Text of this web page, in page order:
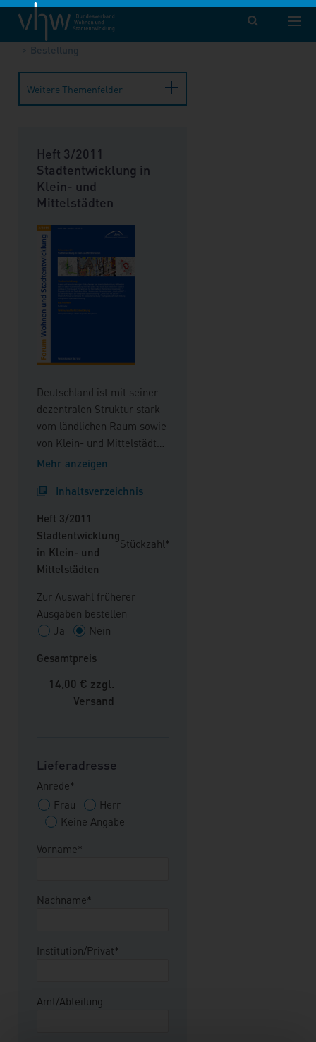
vhw – Bundesverband für Wohnen und Stadtentwicklung e. V.
Publikationen
Forum Wohnen und Stadtentwicklung
Bestellung
Weitere Themenfelder
Heft 3/2011
Stadtentwicklung in
Klein- und
Mittelstädten
Deutschland ist mit seiner
dezentralen Struktur stark
vom ländlichen Raum sowie
von Klein- und Mittelstädten
geprägt. Zwei Drittel der
außerhalb von
Ballungszentren. Die
Bedeutung dieser
Kommunen und Regionen
Chancen und
Herausforderungen von und
an Klein- und Mittelstädte
Städte- und Gemeindebund
kommt genauso zu Wort,
wie Bürgermeister und
Lage.
Mehr anzeigen
Inhaltsverzeichnis
Heft 3/2011
Stadtentwicklung
in Klein- und
Mittelstädten
Stückzahl*
Zur Auswahl früherer
Ausgaben bestellen
Ja
Nein
Gesamtpreis
14,00 € zzgl.
Versand
Lieferadresse
Anrede*
Frau
Herr
Keine Angabe
Vorname*
Nachname*
Institution/Privat*
Amt/Abteilung